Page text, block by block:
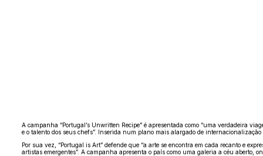
A campanha “Portugal’s Unwritten Recipe” é apresentada como “uma verdadeira
e o talento dos seus chefs”. Inserida num plano mais alargado de
Por sua vez, “Portugal is Art” defende que “a arte se encontra em cada recanto e
artistas emergentes”. A campanha apresenta o país como uma galeria a céu aberto,